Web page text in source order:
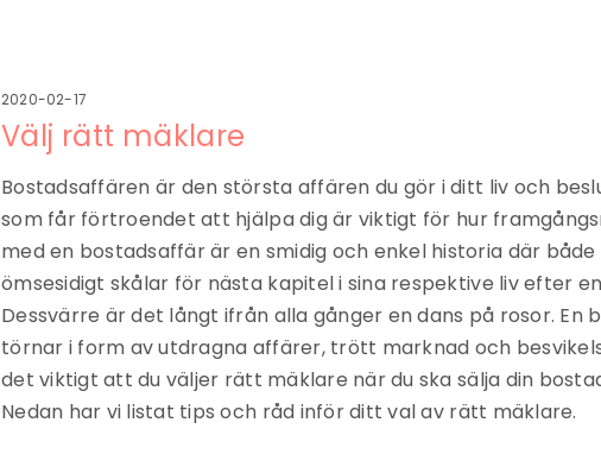
2020-02-17
Välj rätt mäklare
Bostadsaffären är den största affären du gör i ditt liv och
som får förtroendet att hjälpa dig är viktigt för hur
med en bostadsaffär är en smidig och enkel historia där
ömsesidigt skålar för nästa kapitel i sina respektive liv efter
Dessvärre är det långt ifrån alla gånger en dans på rosor. En
törnar i form av utdragna affärer, trött marknad och
det viktigt att du väljer rätt mäklare när du ska sälja din
Nedan har vi listat tips och råd inför ditt val av rätt mäklare.